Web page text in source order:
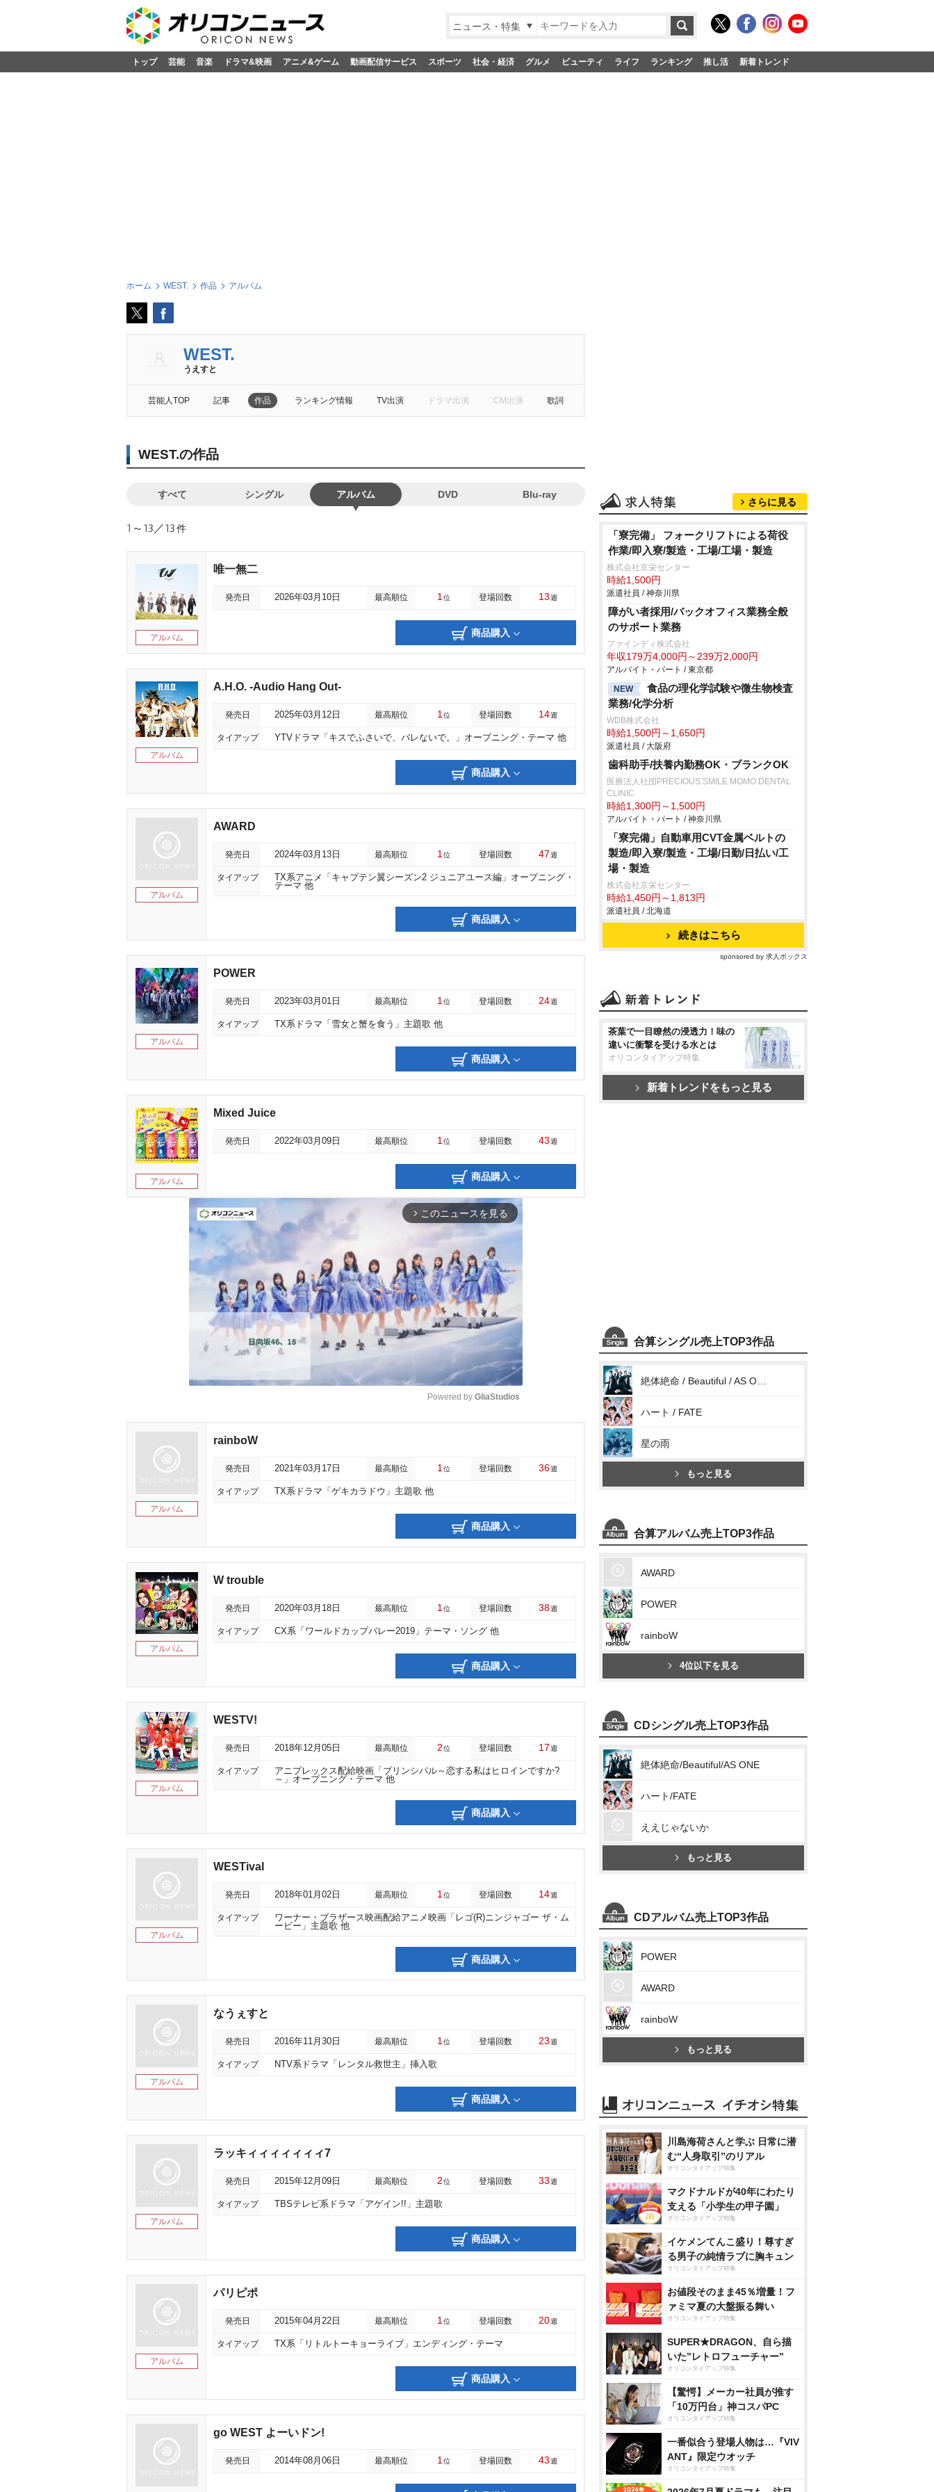
ニュース・特集
トップ 芸能 音楽 ドラマ&映画 アニメ&ゲーム 動画配信サービス スポーツ 社会・経済 グルメ ビューティ ライフ ランキング 推し活 新着トレンド
ホーム WEST. 作品 アルバム
WEST.
うえすと
芸能人TOP 記事 作品 ランキング情報 TV出演 ドラマ出演 CM出演 歌詞
WEST.の作品
すべて シングル アルバム DVD Blu-ray
1～13／13件
アルバム
唯一無二
発売日 2026年03月10日 最高順位 1 位 登場回数 13週
商品購入
アルバム
A.H.O. -Audio Hang Out-
発売日 2025年03月12日 最高順位 1 位 登場回数 14週
タイアップ YTVドラマ「キスでふさいで、バレないで。」オープニング・テーマ 他
商品購入
アルバム
AWARD
発売日 2024年03月13日 最高順位 1 位 登場回数 47週
タイアップ
TX系アニメ「キャプテン翼シーズン2 ジュニアユース編」オープニング・
テーマ 他
商品購入
アルバム
POWER
発売日 2023年03月01日 最高順位 1 位 登場回数 24週
タイアップ TX系ドラマ「雪女と蟹を食う」主題歌 他
商品購入
アルバム
Mixed Juice
発売日 2022年03月09日 最高順位 1 位 登場回数 43週
商品購入
arrow_forward_ios このニュースを見る
Powered by GliaStudios
アルバム
rainboW
発売日 2021年03月17日 最高順位 1 位 登場回数 36週
タイアップ TX系ドラマ「ゲキカラドウ」主題歌 他
商品購入
アルバム
W trouble
発売日 2020年03月18日 最高順位 1 位 登場回数 38週
タイアップ CX系「ワールドカップバレー2019」テーマ・ソング 他
商品購入
アルバム
WESTV!
発売日 2018年12月05日 最高順位 2位 登場回数 17週
タイアップ
アニプレックス配給映画「プリンシパル～恋する私はヒロインですか?
～」オープニング・テーマ 他
商品購入
アルバム
WESTival
発売日 2018年01月02日 最高順位 1 位 登場回数 14週
タイアップ
ワーナー・ブラザース映画配給アニメ映画「レゴ(R)ニンジャゴー ザ・ム
ービー」主題歌 他
商品購入
アルバム
なうぇすと
発売日 2016年11月30日 最高順位 1 位 登場回数 23週
タイアップ NTV系ドラマ「レンタル救世主」挿入歌
商品購入
アルバム
ラッキィィィィィィィ7
発売日 2015年12月09日 最高順位 2位 登場回数 33週
タイアップ TBSテレビ系ドラマ「アゲイン!!」主題歌
商品購入
アルバム
パリピポ
発売日 2015年04月22日 最高順位 1 位 登場回数 20週
タイアップ TX系「リトルトーキョーライブ」エンディング・テーマ
商品購入
go WEST よーいドン!
発売日 2014年08月06日 最高順位 1 位 登場回数 43週
さらに見る
「寮完備」 フォークリフトによる荷役
作業/即入寮/製造・工場/工場・製造
株式会社京栄センター
時給1,500円
派遣社員 / 神奈川県
障がい者採用/バックオフィス業務全般
のサポート業務
ファインディ株式会社
年収179万4,000円～239万2,000円
アルバイト・パート / 東京都
NEW
食品の理化学試験や微生物検査
業務/化学分析
WDB株式会社
時給1,500円～1,650円
派遣社員 / 大阪府
歯科助手/扶養内勤務OK・ブランクOK
医療法人社団PRECIOUS.SMILE MOMO DENTAL
CLINIC
時給1,300円～1,500円
アルバイト・パート / 神奈川県
「寮完備」自動車用CVT金属ベルトの
製造/即入寮/製造・工場/日勤/日払い/工
場・製造
株式会社京栄センター
時給1,450円～1,813円
派遣社員 / 北海道
続きはこちら
sponsored by 求人ボックス
茶葉で一目瞭然の浸透力！味の
違いに衝撃を受ける水とは
オリコンタイアップ特集
新着トレンドをもっと見る
合算シングル売上TOP3作品
ハート / FATE
星の雨
もっと見る
合算アルバム売上TOP3作品
AWARD
POWER
rainboW
4位以下を見る
CDシングル売上TOP3作品
絶体絶命/Beautiful/AS ONE
ハート/FATE
ええじゃないか
もっと見る
CDアルバム売上TOP3作品
POWER
AWARD
rainboW
もっと見る
川島海荷さんと学ぶ 日常に潜
む“人身取引”のリアル
オリコンタイアップ特集
マクドナルドが40年にわたり
支える「小学生の甲子園」
オリコンタイアップ特集
イケメンてんこ盛り！尊すぎ
る男子の純情ラブに胸キュン
オリコンタイアップ特集
お値段そのまま45％増量！フ
ァミマ夏の大盤振る舞い
オリコンタイアップ特集
SUPER★DRAGON、自ら描
いた”レトロフューチャー”
オリコンタイアップ特集
【驚愕】メーカー社員が推す
「10万円台」神コスパPC
オリコンタイアップ特集
一番似合う登場人物は…『VIV
ANT』限定ウオッチ
オリコンタイアップ特集